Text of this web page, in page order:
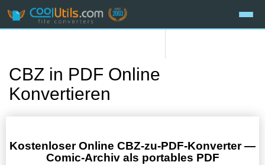
CBZ in PDF Online
Konvertieren
Kostenloser Online CBZ-zu-PDF-Konverter —
Comic-Archiv als portables PDF